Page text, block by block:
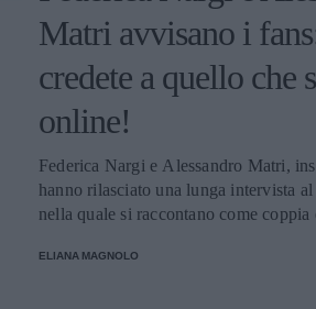
Matri avvisano i
credete a quello che
online!
Federica Nargi e Alessandro Matri,
hanno rilasciato una lunga intervista
nella quale si raccontano come
credete alle coppie che non litigano
ELIANA MAGNOLO